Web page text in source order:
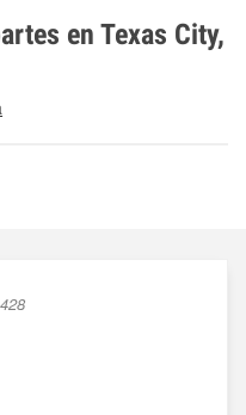
en Texas City,